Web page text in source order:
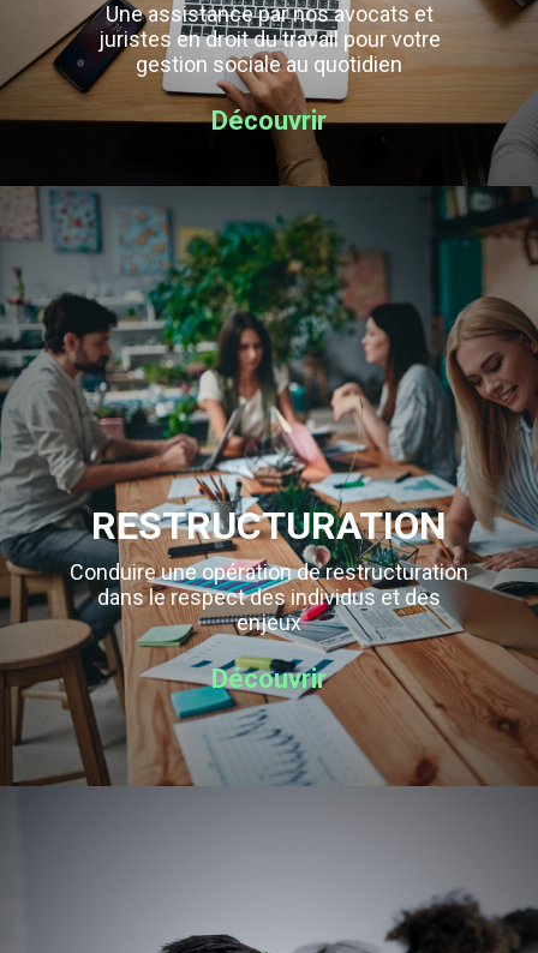
Une assistance par nos avocats et
juristes en droit du travail pour votre
gestion sociale au quotidien
Découvrir
RESTRUCTURATION
Conduire une opération de restructuration
dans le respect des individus et des
enjeux
Découvrir